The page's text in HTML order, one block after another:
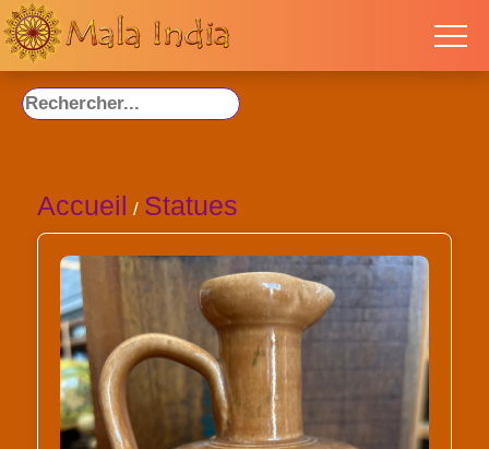
Accueil / Statues